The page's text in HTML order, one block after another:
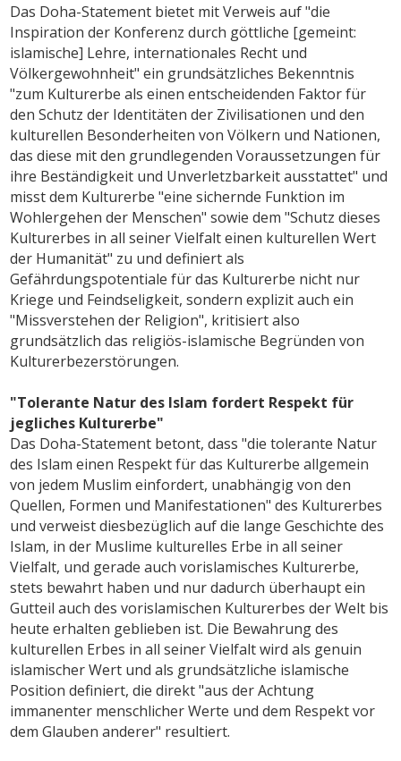
Das Doha-Statement bietet mit Verweis auf "die
Inspiration der Konferenz durch göttliche [gemeint:
islamische] Lehre, internationales Recht und
Völkergewohnheit" ein grundsätzliches Bekenntnis
"zum Kulturerbe als einen entscheidenden Faktor für
den Schutz der Identitäten der Zivilisationen und den
kulturellen Besonderheiten von Völkern und Nationen,
das diese mit den grundlegenden Voraussetzungen für
ihre Beständigkeit und Unverletzbarkeit ausstattet" und
misst dem Kulturerbe "eine sichernde Funktion im
Wohlergehen der Menschen" sowie dem "Schutz dieses
Kulturerbes in all seiner Vielfalt einen kulturellen Wert
der Humanität" zu und definiert als
Gefährdungspotentiale für das Kulturerbe nicht nur
Kriege und Feindseligkeit, sondern explizit auch ein
"Missverstehen der Religion", kritisiert also
grundsätzlich das religiös-islamische Begründen von
Kulturerbezerstörungen.
"Tolerante Natur des Islam fordert Respekt für
jegliches Kulturerbe"
Das Doha-Statement betont, dass "die tolerante Natur
des Islam einen Respekt für das Kulturerbe allgemein
von jedem Muslim einfordert, unabhängig von den
Quellen, Formen und Manifestationen" des Kulturerbes
und verweist diesbezüglich auf die lange Geschichte des
Islam, in der Muslime kulturelles Erbe in all seiner
Vielfalt, und gerade auch vorislamisches Kulturerbe,
stets bewahrt haben und nur dadurch überhaupt ein
Gutteil auch des vorislamischen Kulturerbes der Welt bis
heute erhalten geblieben ist. Die Bewahrung des
kulturellen Erbes in all seiner Vielfalt wird als genuin
islamischer Wert und als grundsätzliche islamische
Position definiert, die direkt "aus der Achtung
immanenter menschlicher Werte und dem Respekt vor
dem Glauben anderer" resultiert.